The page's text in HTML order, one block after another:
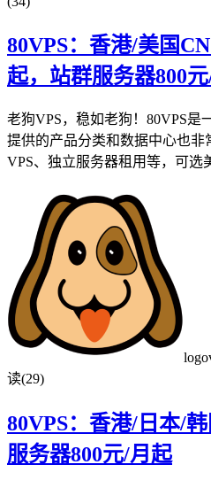
80VPS：香港/美国
起，站群服务器800
老狗VPS，稳如老狗！80VPS是
提供的产品分类和数据中心也非
VPS、独立服务器租用等，可选
读(29)
80VPS：香港/日本/
服务器800元/月起